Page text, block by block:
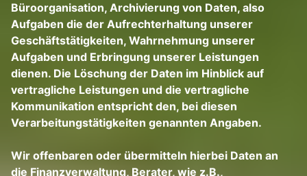
Büroorganisation, Archivierung von Daten, also
Aufgaben die der Aufrechterhaltung unserer
Geschäftstätigkeiten, Wahrnehmung unserer
Aufgaben und Erbringung unserer Leistungen
dienen. Die Löschung der Daten im Hinblick auf
vertragliche Leistungen und die vertragliche
Kommunikation entspricht den, bei diesen
Verarbeitungstätigkeiten genannten Angaben.
Wir offenbaren oder übermitteln hierbei Daten an
die Finanzverwaltung, Berater, wie z.B.,